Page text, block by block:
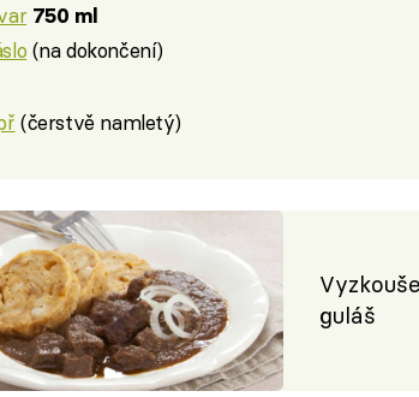
750 ml
(na dokončení)
(čerstvě namletý)
guláš